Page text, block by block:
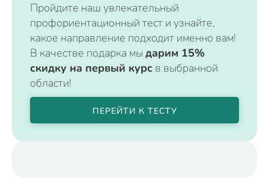
Пройдите наш увлекательный
профориентационный тест и узнайте,
какое направление подходит именно вам!
В качестве подарка мы дарим 15%
скидку на первый курс в выбранной
области!
ПЕРЕЙТИ К ТЕСТУ